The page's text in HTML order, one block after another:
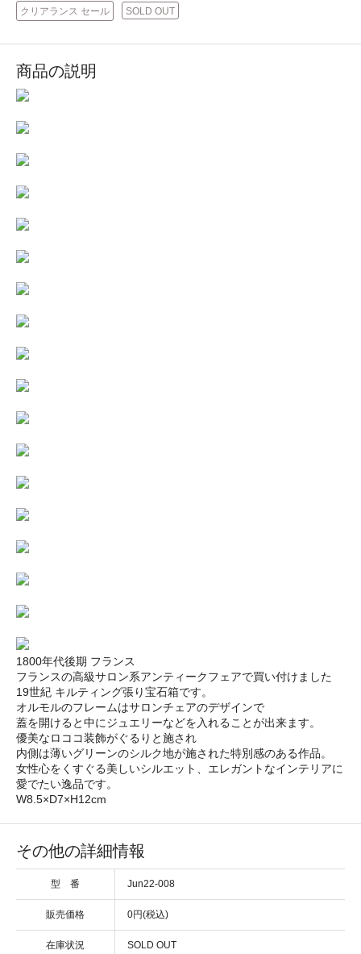
クリアランス セール SOLD OUT
商品の説明
1800年代後期 フランス
フランスの高級サロン系アンティークフェアで買い付けました
19世紀 キルティング張り宝石箱です。
オルモルのフレームはサロンチェアのデザインで
蓋を開けると中にジュエリーなどを入れることが出来ます。
優美なロココ装飾がぐるりと施され
内側は薄いグリーンのシルク地が施された特別感のある作品。
女性心をくすぐる美しいシルエット、エレガントなインテリアに
愛でたい逸品です。
W8.5×D7×H12cm
その他の詳細情報
型 番 Jun22-008
販売価格 0円(税込)
在庫状況 SOLD OUT